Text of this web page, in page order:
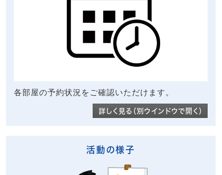
各部屋の予約状況をご確認いただけます。
詳しく見る（別ウインドウで開く）
活動の様子